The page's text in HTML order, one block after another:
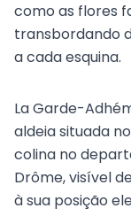
como as flores
transbordando
a cada esquina.
La Garde-
aldeia situada
colina no
Drôme, visível
à sua posição